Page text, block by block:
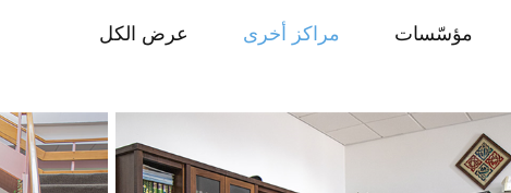
عرض الكل مراكز أخرى مؤسّسات